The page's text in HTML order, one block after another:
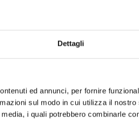
Dettagli
ed annunci, per fornire
sul modo in cui utilizza il
i quali potrebbero combinarle